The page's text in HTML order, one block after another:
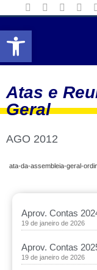
Abrir a
Atas e
Geral
AGO 2012
ata-da-assembleia-geral-
Aprov. Contas
19 de janeiro de 2026
Aprov. Contas
19 de janeiro de 2026